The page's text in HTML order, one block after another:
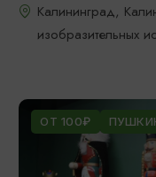
Калининград,
изобразительных
ОТ 100₽